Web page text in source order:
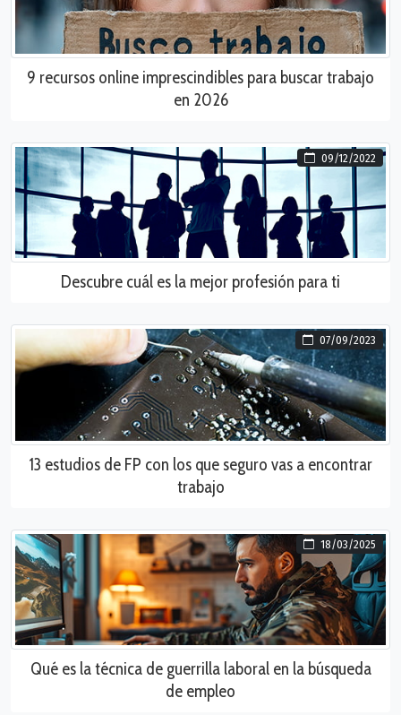
9 recursos online imprescindibles para buscar trabajo
en 2026
09/12/2022
Descubre cuál es la mejor profesión para ti
07/09/2023
13 estudios de FP con los que seguro vas a encontrar
trabajo
18/03/2025
Qué es la técnica de guerrilla laboral en la búsqueda
de empleo